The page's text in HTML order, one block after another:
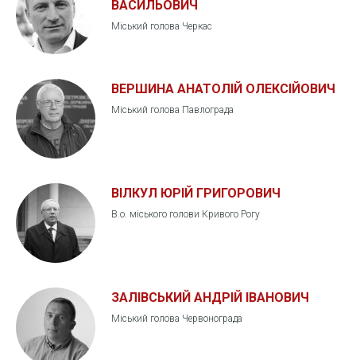
ВАСИЛЬОВИЧ
Міський голова Черкас
ВЕРШИНА АНАТОЛІЙ ОЛЕКСІЙОВИЧ
Міський голова Павлограда
ВІЛКУЛ ЮРІЙ ГРИГОРОВИЧ
В.о. міського голови Кривого Рогу
ЗАЛІВСЬКИЙ АНДРІЙ ІВАНОВИЧ
Міський голова Червонограда